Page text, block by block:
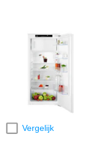
Vergelijk